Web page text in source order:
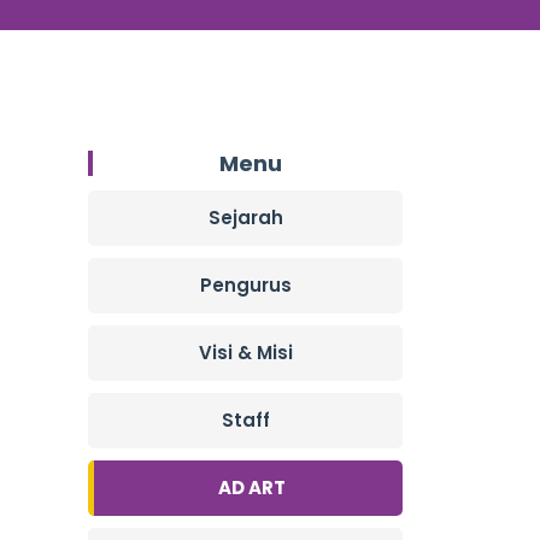
Menu
Sejarah
Pengurus
Visi & Misi
Staff
AD ART